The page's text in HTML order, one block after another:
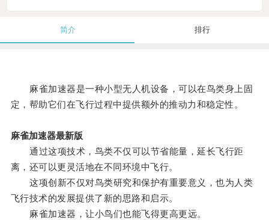
简介 排行
麻雀加速器是一种小型无人机设备，可以在鸟类身上固
定，帮助它们在飞行过程中提供额外的推动力和稳定性。
麻雀加速器最新版
通过这项技术，鸟类不仅可以节省能量，延长飞行距
离，还可以更灵活地在不同环境中飞行。
这项创新不仅对鸟类研究和保护有重要意义，也为人类
飞行技术的发展提供了新的思路和启示。
麻雀加速器，让小鸟们也能飞得更高更远。